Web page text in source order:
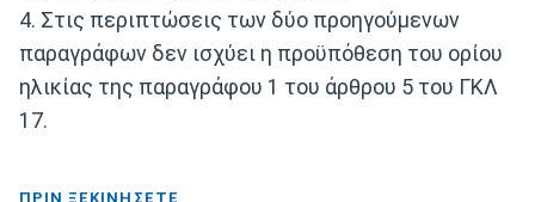
4. Στις περιπτώσεις των δύο προηγούμενων
παραγράφων δεν ισχύει η προϋπόθεση του ορίου
ηλικίας της παραγράφου 1 του άρθρου 5 του ΓΚΛ
17.
ΠΡΙΝ ΞΕΚΙΝΉΣΕΤΕ